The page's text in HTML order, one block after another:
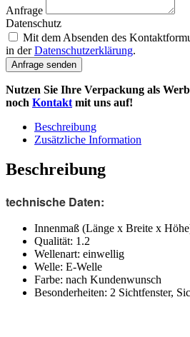
Anfrage
Datenschutz
Mit dem Absenden des
in derDatenschutzerklärung.
Anfrage senden
Nutzen Sie Ihre Verpackung als
noch Kontakt mit uns auf!
Beschreibung
Zusätzliche Information
Beschreibung
technische Daten:
Innenmaß (Länge x Breite x
Qualität: 1.2
Wellenart: einwellig
Welle: E-Welle
Farbe: nach Kundenwunsch
Besonderheiten: 2 Sichtfenster,